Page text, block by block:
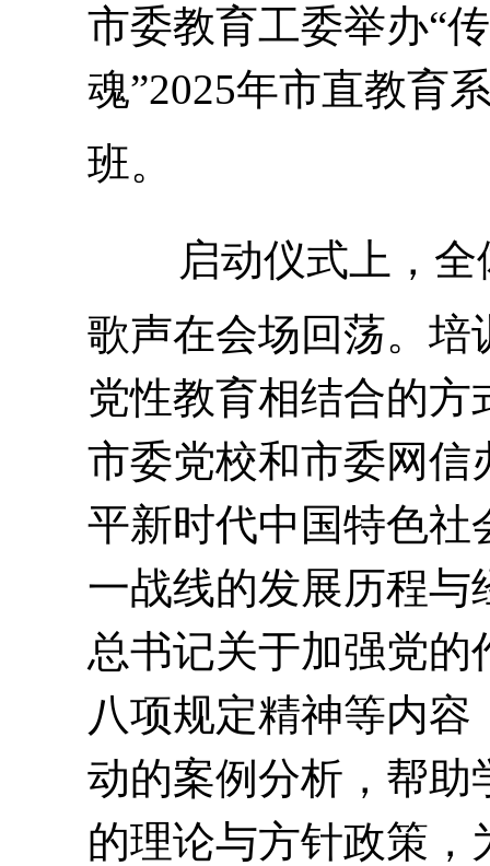
市委教育工委举办“
魂”2025年市直教育
班。
启动仪式上，
歌声在会场回荡。培
党性教育相结合的
市委党校和市委网信
平新时代中国特色社
一战线的发展历程与
总书记关于加强党的
八项规定精神等内
动的案例分析，帮助
的理论与方针政策